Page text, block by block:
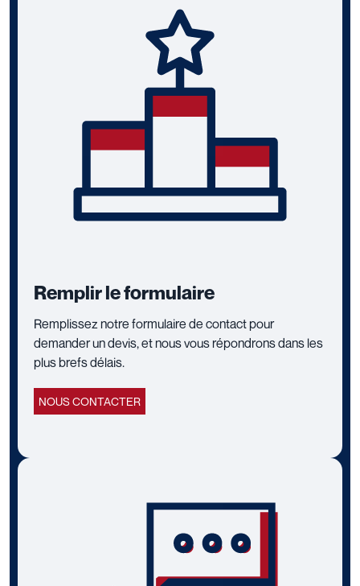
Remplir le formulaire
Remplissez notre formulaire de contact pour
demander un devis, et nous vous répondrons dans les
plus brefs délais.
NOUS CONTACTER